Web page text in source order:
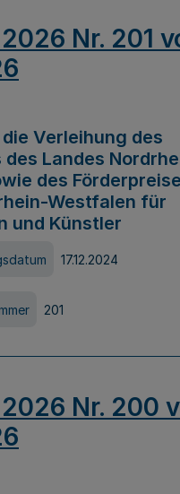
Nr. 201
Verleihung des
Landes
des
Westfalen für
und Künstler
17.12.2024
201
Nr. 200